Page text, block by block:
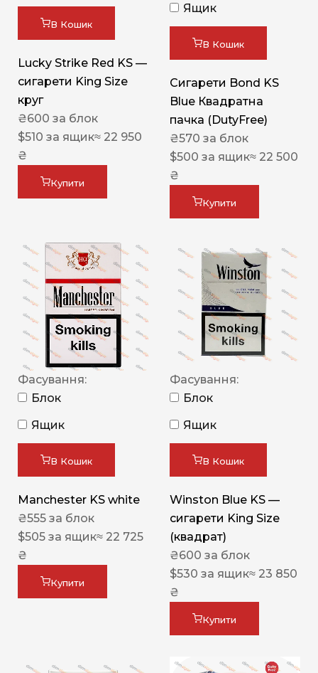
В Кошик
Lucky Strike Red KS —
сигарети King Size
круг
₴600 за блок
$510 за ящик≈ 22 950
₴
Купити
Ящик
В Кошик
Сигарети Bond KS
Blue Квадратна
пачка (DutyFree)
₴570 за блок
$500 за ящик≈ 22 500
₴
Купити
Фасування:
Блок
Ящик
В Кошик
Manchester KS white
₴555 за блок
$505 за ящик≈ 22 725
₴
Купити
Фасування:
Блок
Ящик
В Кошик
Winston Blue KS —
сигарети King Size
(квадрат)
₴600 за блок
$530 за ящик≈ 23 850
₴
Купити